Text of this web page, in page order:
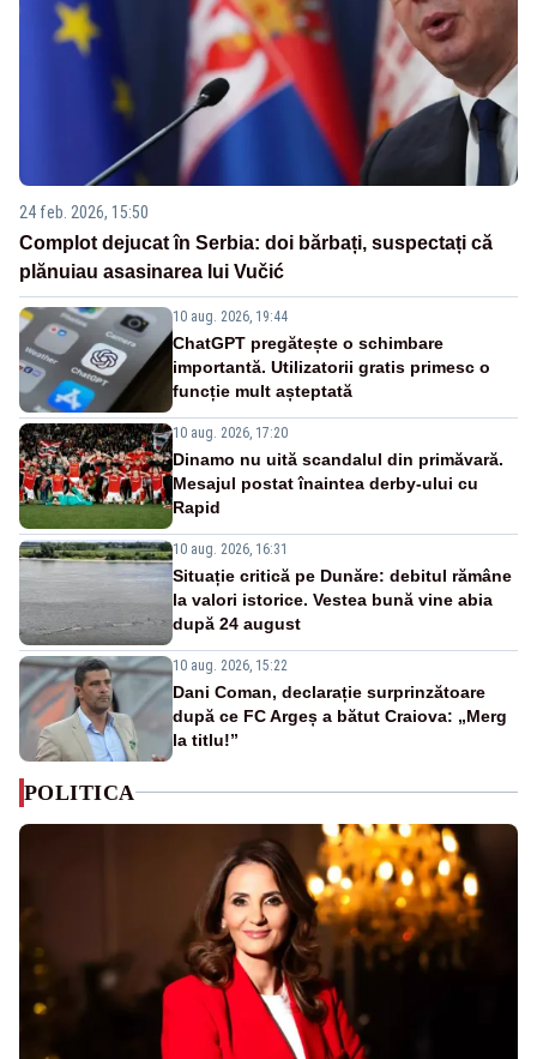
24 feb. 2026, 15:50
Complot dejucat în Serbia: doi bărbați, suspectați că
plănuiau asasinarea lui Vučić
10 aug. 2026, 19:44
ChatGPT pregătește o schimbare
importantă. Utilizatorii gratis primesc o
funcție mult așteptată
10 aug. 2026, 17:20
Dinamo nu uită scandalul din primăvară.
Mesajul postat înaintea derby-ului cu
Rapid
10 aug. 2026, 16:31
Situație critică pe Dunăre: debitul rămâne
la valori istorice. Vestea bună vine abia
după 24 august
10 aug. 2026, 15:22
Dani Coman, declarație surprinzătoare
după ce FC Argeș a bătut Craiova: „Merg
la titlu!”
POLITICA